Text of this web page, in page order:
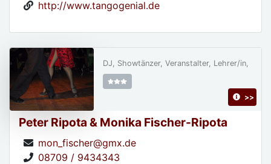
http://www.tangogenial.de
Peter Ripota & Monika Fischer-Ripota
mon_fischer@gmx.de
08709 / 9434343
DJ, Showtänzer, Veranstalter, Lehrer/in,
>>